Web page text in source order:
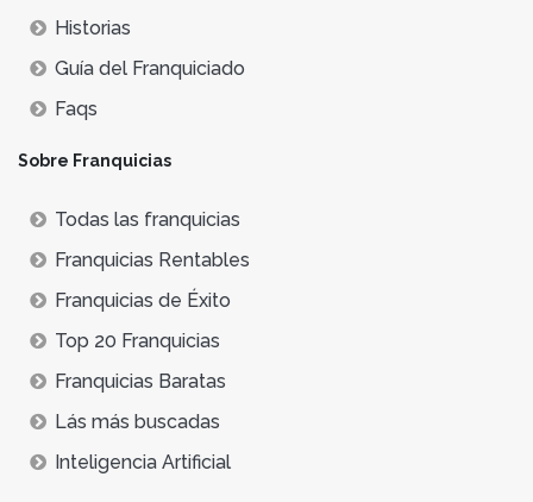
Historias
Guía del Franquiciado
Faqs
Sobre Franquicias
Todas las franquicias
Franquicias Rentables
Franquicias de Éxito
Top 20 Franquicias
Franquicias Baratas
Lás más buscadas
Inteligencia Artificial